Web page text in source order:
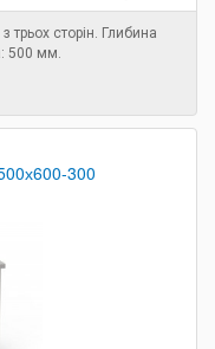
трьох сторін. Глибина
500 мм.
300